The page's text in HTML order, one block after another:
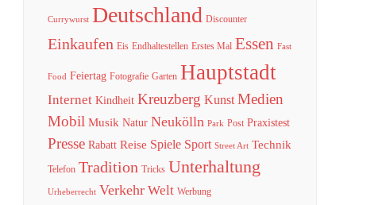
Currywurst Deutschland Discounter
Einkaufen Eis Endhaltestellen Erstes Mal Essen Fast
Food Feiertag Fotografie Garten Hauptstadt
Internet Kindheit Kreuzberg Kunst Medien
Mobil Musik Natur Neukölln Park Post Praxistest
Presse Rabatt Reise Spiele Sport Street Art Technik
Telefon Tradition Tricks Unterhaltung
Urheberrecht Verkehr Welt Werbung